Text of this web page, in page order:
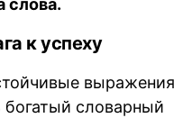
слова.
к успеху
выражения
словарный